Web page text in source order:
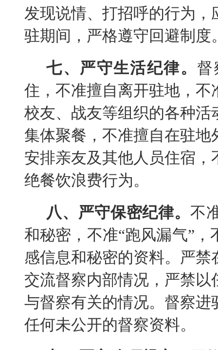
发现说情、打招呼的行为
驻期间，严格遵守回避制度
七、严守生活纪律。 督
住，不准擅自离开驻地，
校友、战友等组织的各种
集体聚餐，不准擅自在驻
安排亲友及其他人员住宿
绝餐饮浪费行为。
八、严守保密纪律。 不
和秘密，不准“跑风漏气”
感信息和秘密的资料。严
交流督察内部情况，严禁
与督察有关的情况。督察
任何未公开的督察资料。